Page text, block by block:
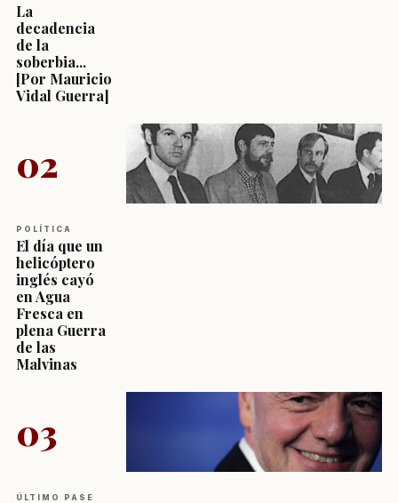
La
decadencia
de la
soberbia...
[Por Mauricio
Vidal Guerra]
02
POLÍTICA
El día que un
helicóptero
inglés cayó
en Agua
Fresca en
plena Guerra
de las
Malvinas
03
ÚLTIMO PASE